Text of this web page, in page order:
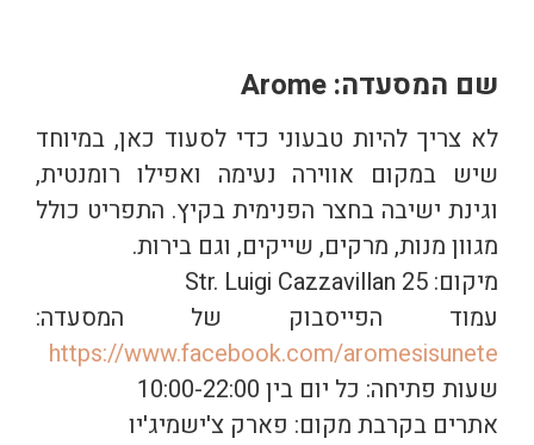
שם המסעדה: Arome
לא צריך להיות טבעוני כדי לסעוד כאן, במיוחד
שיש במקום אווירה נעימה ואפילו רומנטית,
וגינת ישיבה בחצר הפנימית בקיץ. התפריט כולל
מגוון מנות, מרקים, שייקים, וגם בירות.
מיקום: Str. Luigi Cazzavillan 25
עמוד הפייסבוק של המסעדה:
https://www.facebook.com/aromesisunete
שעות פתיחה: כל יום בין 10:00-22:00
אתרים בקרבת מקום: פארק צ'ישמיג'יו